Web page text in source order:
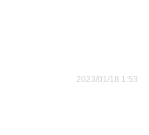
2023/01/18 1:53